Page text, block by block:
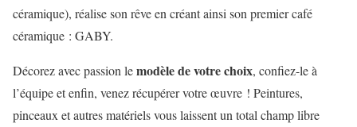
céramique), réalise son rêve en créant ainsi son premier café
céramique : GABY.
Décorez avec passion lemodèle de votre choix, confiez-le à
l’équipe et enfin, venez récupérer votre œuvre ! Peintures,
pinceaux et autres matériels vous laissent un total champ libre